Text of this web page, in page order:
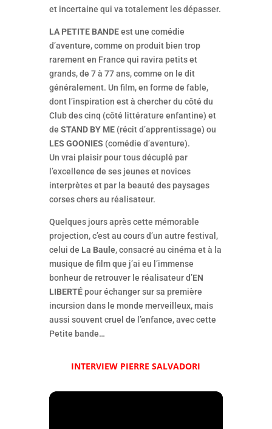
et incertaine qui va totalement les dépasser.
LA PETITE BANDEest une comédie
d’aventure, comme on produit bien trop
rarement en France qui ravira petits et
grands, de 7 à 77 ans, comme on le dit
généralement. Un film, en forme de fable,
dont l’inspiration est à chercher du côté du
Club des cinq (côté littérature enfantine) et
de STAND BY ME(récit d’apprentissage) ou
LES GOONIES (comédie d’aventure).
Un vrai plaisir pour tous décuplé par
l’excellence de ses jeunes et novices
interprètes et par la beauté des paysages
corses chers au réalisateur.
Quelques jours après cette mémorable
projection, c’est au cours d’un autre festival,
celui de La Baule, consacré au cinéma et à la
musique de film que j’ai eu l’immense
bonheur de retrouver le réalisateur d’EN
LIBERTÉpour échanger sur sa première
incursion dans le monde merveilleux, mais
aussi souvent cruel de l’enfance, avec cette
Petite bande…
INTERVIEW PIERRE SALVADORI